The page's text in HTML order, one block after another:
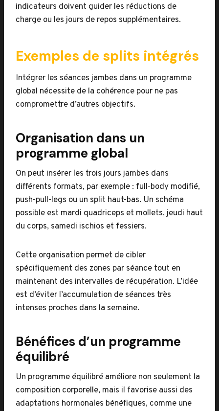
indicateurs doivent guider les réductions de
charge ou les jours de repos supplémentaires.
Exemples de splits intégrés
Intégrer les séances jambes dans un programme
global nécessite de la cohérence pour ne pas
compromettre d’autres objectifs.
Organisation dans un
programme global
On peut insérer les trois jours jambes dans
différents formats, par exemple : full-body modifié,
push-pull-legs ou un split haut-bas. Un schéma
possible est mardi quadriceps et mollets, jeudi haut
du corps, samedi ischios et fessiers.
Cette organisation permet de cibler
spécifiquement des zones par séance tout en
maintenant des intervalles de récupération. L’idée
est d’éviter l’accumulation de séances très
intenses proches dans la semaine.
Bénéfices d’un programme
équilibré
Un programme équilibré améliore non seulement la
composition corporelle, mais il favorise aussi des
adaptations hormonales bénéfiques, comme une